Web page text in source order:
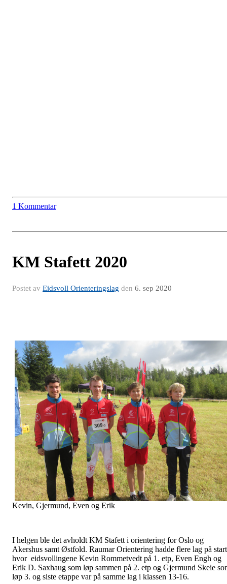
1 Kommentar
KM Stafett 2020
Postet av Eidsvoll Orienteringslag den 6. sep 2020
Kevin, Gjermund, Even og Erik
I helgen ble det avholdt KM Stafett i orientering for Oslo og
Akershus samt Østfold. Raumar Orientering hadde flere lag på start
hvor eidsvollingene Kevin Rommetvedt på 1. etp, Even Engh og
Erik D. Saxhaug som løp sammen på 2. etp og Gjermund Skeie
løp 3. og siste etappe var på samme lag i klassen 13-16.